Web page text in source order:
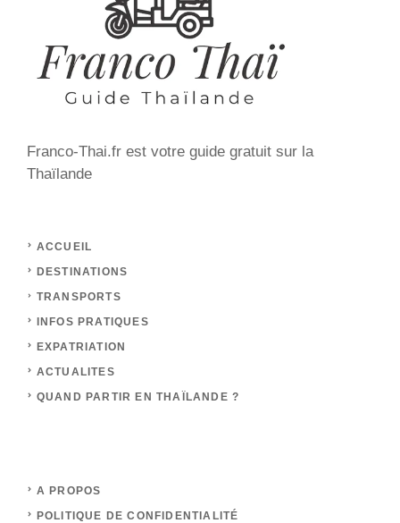
Franco-Thai.fr est votre guide gratuit sur la
Thaïlande
ACCUEIL
DESTINATIONS
TRANSPORTS
INFOS PRATIQUES
EXPATRIATION
ACTUALITES
QUAND PARTIR EN THAÏLANDE ?
A PROPOS
POLITIQUE DE CONFIDENTIALITÉ